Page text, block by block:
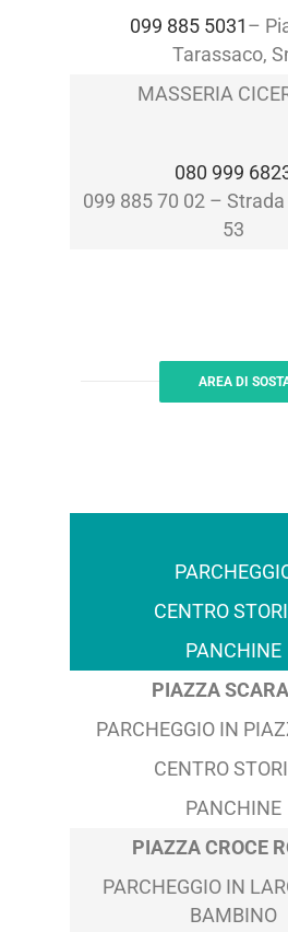
099 885 5031–
Tarassaco,
MASSERIA
080 999
099 885 70 02 –
53
AREA DI
CENTRO
PANCHINE
PIAZZA
PARCHEGGIO IN
CENTRO
PANCHINE
PIAZZA CROCE
PARCHEGGIO IN
BAMBINO